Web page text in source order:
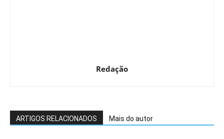
Redação
ARTIGOS RELACIONADOS Mais do autor